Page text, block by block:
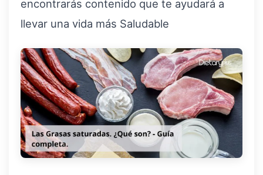
encontrarás contenido que te ayudará a
llevar una vida más Saludable